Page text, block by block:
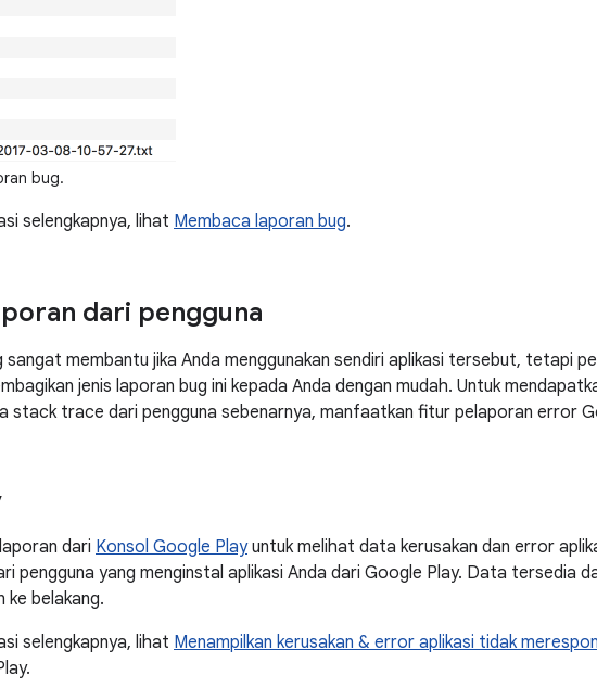
bug.
selengkapnya, lihat Membaca laporan bug.
dari pengguna
membantu jika Anda menggunakan sendiri aplikasi tersebut, tetapi
jenis laporan bug ini kepada Anda dengan mudah. Untuk
stack trace dari pengguna sebenarnya, manfaatkan fitur pelaporan error
dari Konsol Google Playuntuk melihat data kerusakan dan error
pengguna yang menginstal aplikasi Anda dari Google Play. Data tersedia
ke belakang.
selengkapnya, lihat Menampilkan kerusakan & error aplikasi tidak